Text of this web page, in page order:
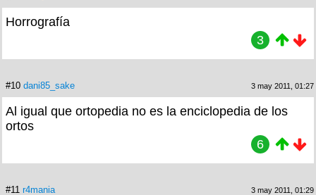
Horrografía
3
#10 dani85_sake 3 may 2011, 01:27
Al igual que ortopedia no es la enciclopedia de los
ortos
6
#11 r4mania 3 may 2011, 01:29